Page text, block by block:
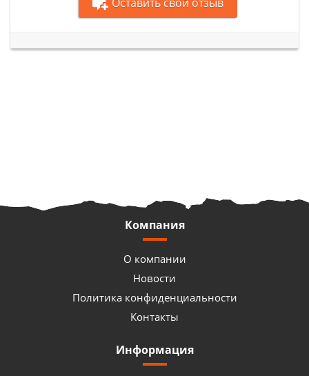
Компания
О компании
Новости
Политика конфиденциальности
Контакты
Информация